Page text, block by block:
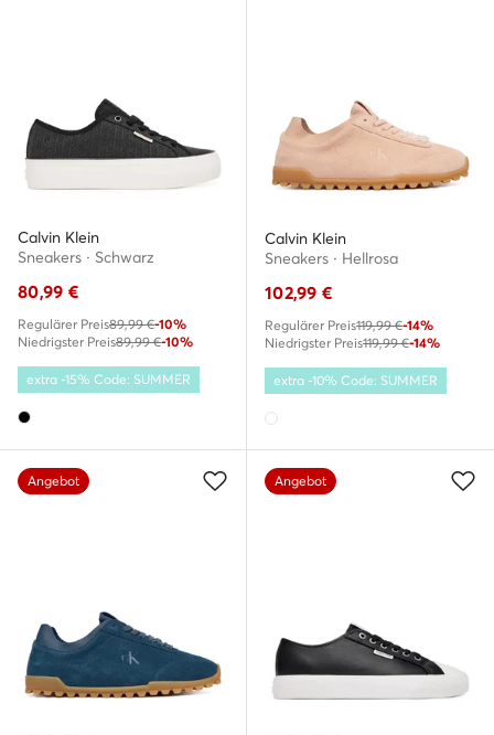
Calvin Klein
Sneakers · Schwarz
80,99 €
Regulärer Preis89,99 €-10%
Niedrigster Preis89,99 €-10%
extra -15% Code: SUMMER
Calvin Klein
Sneakers · Hellrosa
102,99 €
Regulärer Preis119,99 €-14%
Niedrigster Preis119,99 €-14%
extra -10% Code: SUMMER
Angebot Angebot